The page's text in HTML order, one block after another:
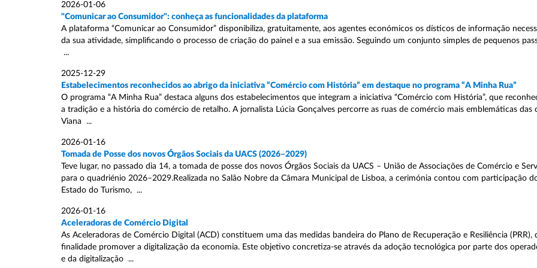
2026-01-06
"Comunicar ao Consumidor": conheça as funcionalidades da plataforma
A plataforma “Comunicar ao Consumidor” disponibiliza, gratuitamente, aos agentes económicos os dísticos de informação
da sua atividade, simplificando o processo de criação do painel e a sua emissão. Seguindo um conjunto simples de pequenos
...
2025-12-29
Estabelecimentos reconhecidos ao abrigo da iniciativa “Comércio com História” em destaque no programa “A Minha Rua”
O programa “A Minha Rua” destaca alguns dos estabelecimentos que integram a iniciativa “Comércio com História”, que
a tradição e a história do comércio de retalho. A jornalista Lúcia Gonçalves percorre as ruas de comércio mais emblemáticas das
Viana ...
2026-01-16
Tomada de Posse dos novos Órgãos Sociais da UACS (2026–2029)
Teve lugar, no passado dia 14, a tomada de posse dos novos Órgãos Sociais da UACS – União de Associações de Comércio e
para o quadriénio 2026–2029.Realizada no Salão Nobre da Câmara Municipal de Lisboa, a cerimónia contou com participação
Estado do Turismo, ...
2026-01-16
Aceleradoras de Comércio Digital
As Aceleradoras de Comércio Digital (ACD) constituem uma das medidas bandeira do Plano de Recuperação e Resiliência (PRR),
finalidade promover a digitalização da economia. Este objetivo concretiza-se através da adoção tecnológica por parte dos
e da digitalização ...